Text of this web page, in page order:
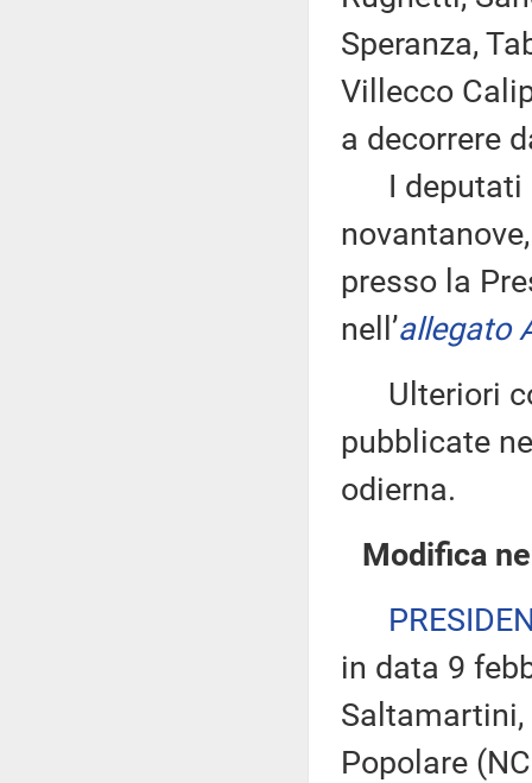
Speranza,
Villecco
a decorrere
I deputati
presso la
nell’allegato
Ulteriori
pubblicate
odierna.
Modifica
in data 9
Popolare